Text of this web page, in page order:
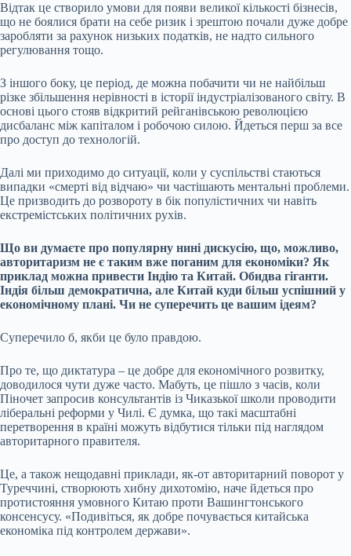
Відтак це створило умови для появи великої кількості бізнесів,
що не боялися брати на себе ризик і зрештою почали дуже добре
заробляти за рахунок низьких податків, не надто сильного
регулювання тощо.
З іншого боку, це період, де можна побачити чи не найбільш
різке збільшення нерівності в історії індустріалізованого світу. В
основі цього стояв відкритий рейганівською революцією
дисбаланс між капіталом і робочою силою. Йдеться перш за все
про доступ до технологій.
Далі ми приходимо до ситуації, коли у суспільстві стаються
випадки «смерті від відчаю» чи частішають ментальні проблеми.
Це призводить до розвороту в бік популістичних чи навіть
екстремістських політичних рухів.
Що ви думаєте про популярну нині дискусію, що, можливо,
авторитаризм не є таким вже поганим для економіки? Як
приклад можна привести Індію та Китай. Обидва гіганти.
Індія більш демократична, але Китай куди більш успішний у
економічному плані. Чи не суперечить це вашим ідеям?
Суперечило б, якби це було правдою.
Про те, що диктатура – це добре для економічного розвитку,
доводилося чути дуже часто. Мабуть, це пішло з часів, коли
Піночет запросив консультантів із Чиказької школи проводити
ліберальні реформи у Чилі. Є думка, що такі масштабні
перетворення в країні можуть відбутися тільки під наглядом
авторитарного правителя.
Це, а також нещодавні приклади, як-от авторитарний поворот у
Туреччині, створюють хибну дихотомію, наче йдеться про
протистояння умовного Китаю проти Вашингтонського
консенсусу. «Подивіться, як добре почувається китайська
економіка під контролем держави».